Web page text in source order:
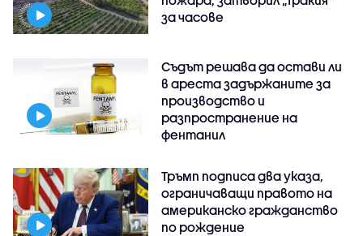
за часове
Съдът решава да остави ли
в ареста задържаните за
производство и
разпространение на
фентанил
Тръмп подписа два указа,
ограничаващи правото на
американско гражданство
по рождение